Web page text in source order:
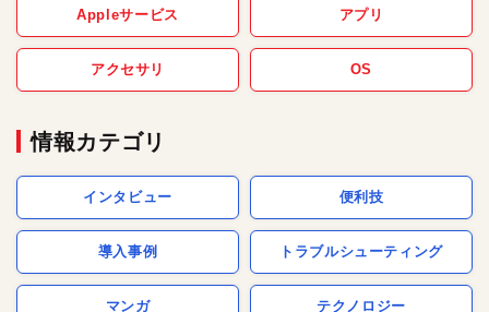
Appleサービス アプリ
アクセサリ OS
情報カテゴリ
インタビュー 便利技
導入事例 トラブルシューティング
マンガ テクノロジー